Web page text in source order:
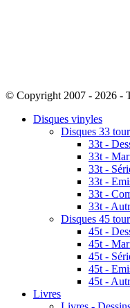
© Copyright 2007 - 2026 -
Disques vinyles
Disques 33
33t -
33t -
33t -
33t -
33t -
33t -
Disques 45
45t -
45t -
45t -
45t -
45t -
Livres